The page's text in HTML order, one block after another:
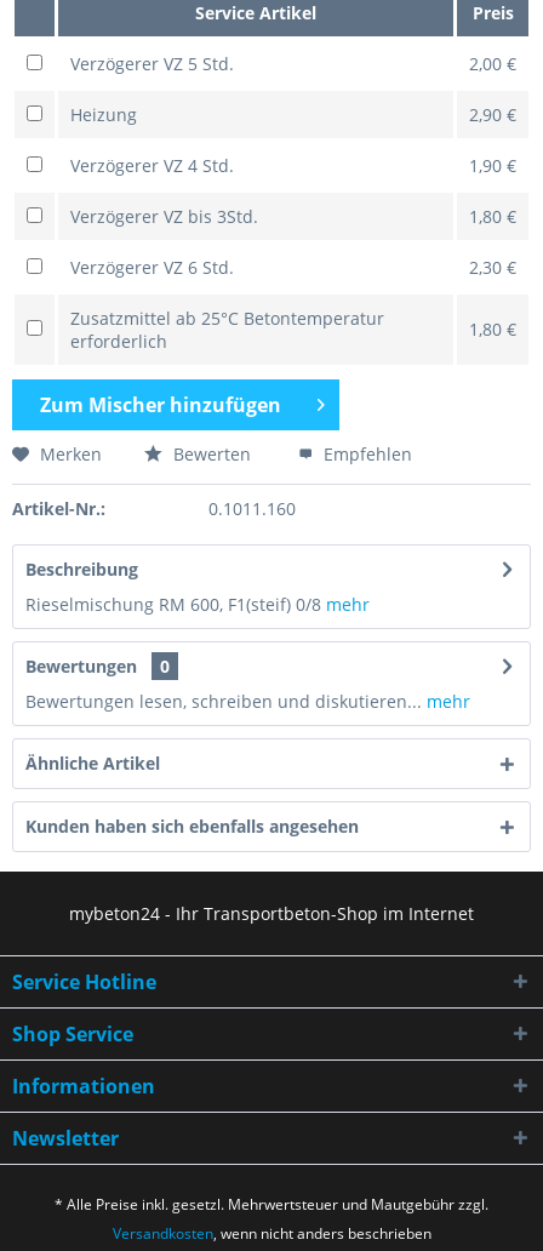
Service Artikel Preis
Verzögerer VZ 5 Std. 2,00 €
Heizung 2,90 €
Verzögerer VZ 4 Std. 1,90 €
Verzögerer VZ bis 3Std. 1,80 €
Verzögerer VZ 6 Std. 2,30 €
Zusatzmittel ab 25°C Betontemperatur
erforderlich
1,80 €
Zum Mischer hinzufügen
Merken Bewerten Empfehlen
Artikel-Nr.: 0.1011.160
Beschreibung
Rieselmischung RM 600, F1(steif) 0/8 mehr
Bewertungen
0
Bewertungen lesen, schreiben und diskutieren... mehr
Ähnliche Artikel
Kunden haben sich ebenfalls angesehen
mybeton24 - Ihr Transportbeton-Shop im Internet
Service Hotline
Shop Service
Informationen
Newsletter
* Alle Preise inkl. gesetzl. Mehrwertsteuer und Mautgebühr zzgl.
Versandkosten, wenn nicht anders beschrieben